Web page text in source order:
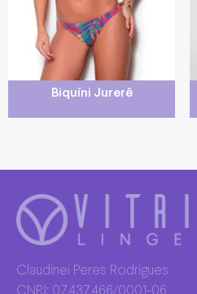
Biquíni Jurerê
Claudinei Peres Rodrigues